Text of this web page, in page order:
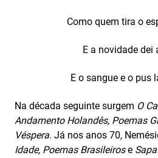
Como quem tira o
E a novidade dei
E o sangue e o pus
Na década seguinte surgem O
Andamento Holandês, Poemas
Véspera. Já nos anos 70,
Idade, Poemas Brasileirose